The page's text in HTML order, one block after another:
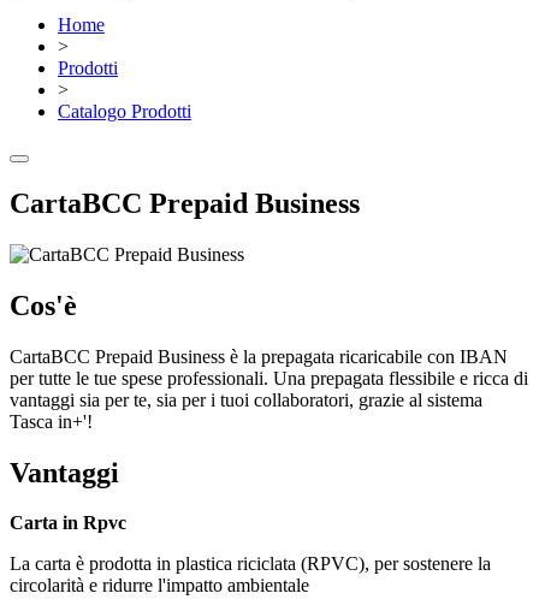
Home
>
Prodotti
>
Catalogo Prodotti
CartaBCC Prepaid Business
Cos'è
CartaBCC Prepaid Business è la prepagata ricaricabile con IBAN
per tutte le tue spese professionali. Una prepagata flessibile e ricca di
vantaggi sia per te, sia per i tuoi collaboratori, grazie al sistema
Tasca in+'!
Vantaggi
Carta in Rpvc
La carta è prodotta in plastica riciclata (RPVC), per sostenere la
circolarità e ridurre l'impatto ambientale